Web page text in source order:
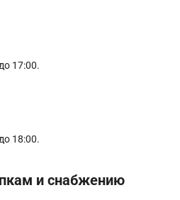
17:00.
18:00.
и снабжению